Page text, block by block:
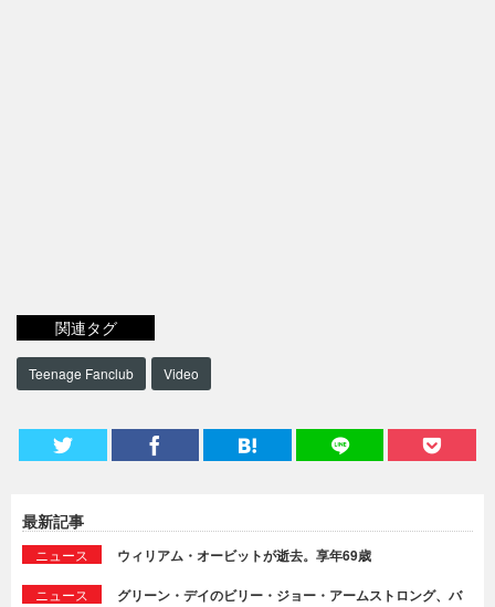
関連タグ
Teenage Fanclub Video
最新記事
ニュース ウィリアム・オービットが逝去。享年69歳
ニュース
グリーン・デイのビリー・ジョー・アームストロング、バ